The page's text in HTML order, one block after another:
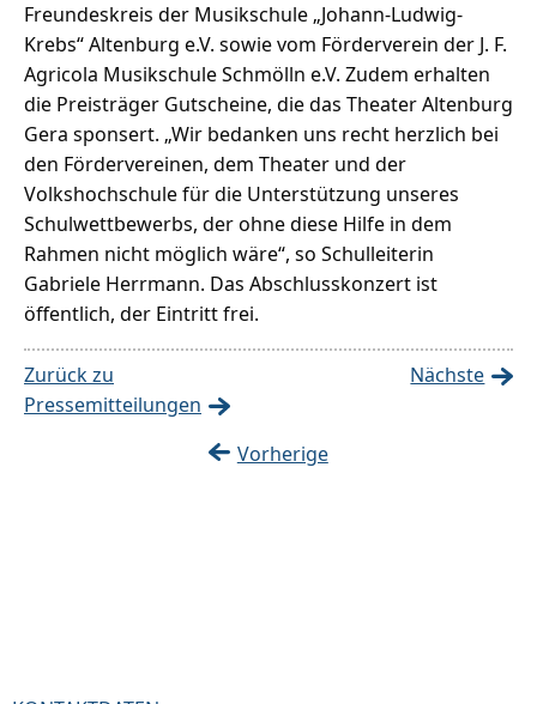
Freundeskreis der Musikschule „Johann-Ludwig-
Krebs“ Altenburg e.V. sowie vom Förderverein der J. F.
Agricola Musikschule Schmölln e.V. Zudem erhalten
die Preisträger Gutscheine, die das Theater Altenburg
Gera sponsert. „Wir bedanken uns recht herzlich bei
den Fördervereinen, dem Theater und der
Volkshochschule für die Unterstützung unseres
Schulwettbewerbs, der ohne diese Hilfe in dem
Rahmen nicht möglich wäre“, so Schulleiterin
Gabriele Herrmann. Das Abschlusskonzert ist
öffentlich, der Eintritt frei.
Vorherige
Zurück zu
Pressemitteilungen
Nächste